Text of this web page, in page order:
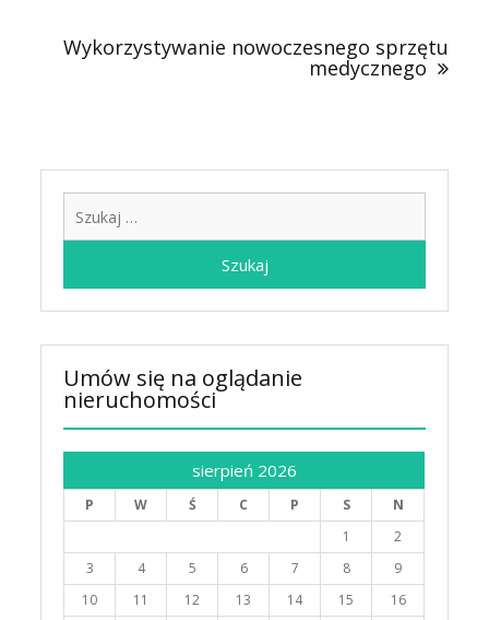
Wykorzystywanie nowoczesnego sprzętu
medycznego
Umów się na oglądanie
nieruchomości
sierpień 2026
P W Ś C P S
N
1
2
3
4 5 6 7 8
9
10
11 12 13 14 15
16